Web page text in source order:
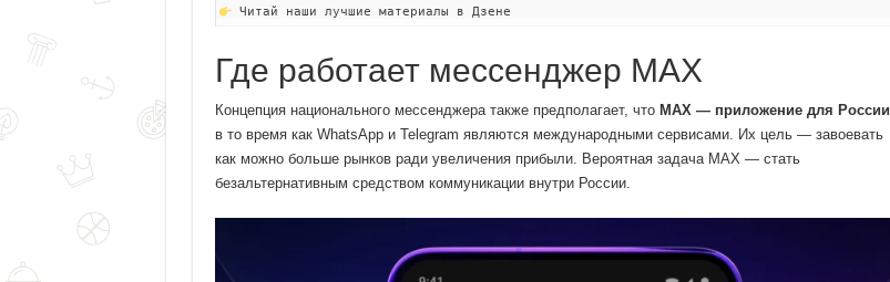
Читай наши лучшие материалы в Дзене
Где работает мессенджер MAX
Концепция национального мессенджера также предполагает, что MAX — приложение для России
в то время как WhatsApp и Telegram являются международными сервисами. Их цель — завоевать
как можно больше рынков ради увеличения прибыли. Вероятная задача MAX — стать
безальтернативным средством коммуникации внутри России.